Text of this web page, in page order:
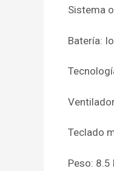
Sistema
Batería:
Teclado
Peso: